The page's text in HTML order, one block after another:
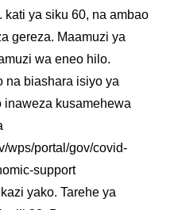
kati ya siku 60, na ambao
gereza. Maamuzi ya
wa eneo hilo.
na biashara isiyo ya
kusamehewa
wps/portal/gov/covid-
support
yako. Tarehe ya